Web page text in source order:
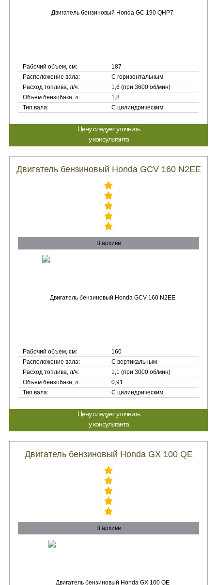
Рабочий объем, см:
187
Расположение вала:
С горизонтальным
Расход топлива, л/ч:
1,6 (при 3600 об/мин)
Объем бензобака, л:
1,8
Тип вала:
С цилиндрическим
Цену следует уточнить
у консультанта
Двигатель бензиновый Honda GCV 160 N2EE
В архиве
Рабочий объем, см:
160
Расположение вала:
С вертикальным
Расход топлива, л/ч:
1,1 (при 3000 об/мин)
Объем бензобака, л:
0,91
Тип вала:
С цилиндрическим
Цену следует уточнить
у консультанта
Двигатель бензиновый Honda GX 100 QE
В архиве